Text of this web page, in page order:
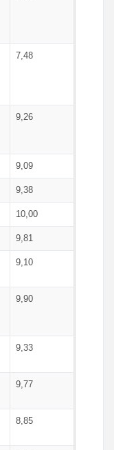
7,48
9,26
9,09
9,38
10,00
9,81
9,10
9,90
9,33
9,77
8,85